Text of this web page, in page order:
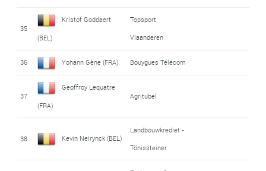
35
Kristof Goddaert
(BEL)
Topsport
Vlaanderen
36 Yohann Gène (FRA) Bouygues Télécom
37
Geoffroy Lequatre
(FRA)
Agritubel
38 Kevin Neirynck (BEL)
Landbouwkrediet -
Tönissteiner